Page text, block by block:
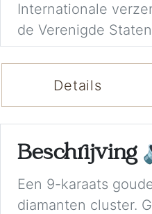
Internationale
de Verenigde
Details
Beschrijving
Een 9-karaats
diamanten cluster.